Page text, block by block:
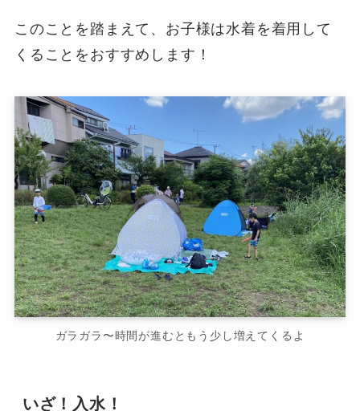
このことを踏まえて、お子様は水着を着用して
くることをおすすめします！
ガラガラ〜時間が進むともう少し増えてくるよ
いざ！入水！